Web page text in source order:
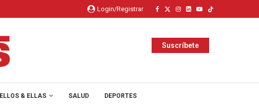
Login/Registrar
Suscríbete
ELLOS & ELLAS SALUD DEPORTES